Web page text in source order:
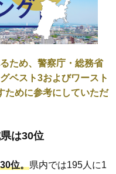
ため、警察庁・総務省
ベスト3およびワースト
ために参考にしていただ
は30位
位。県内では195人に1